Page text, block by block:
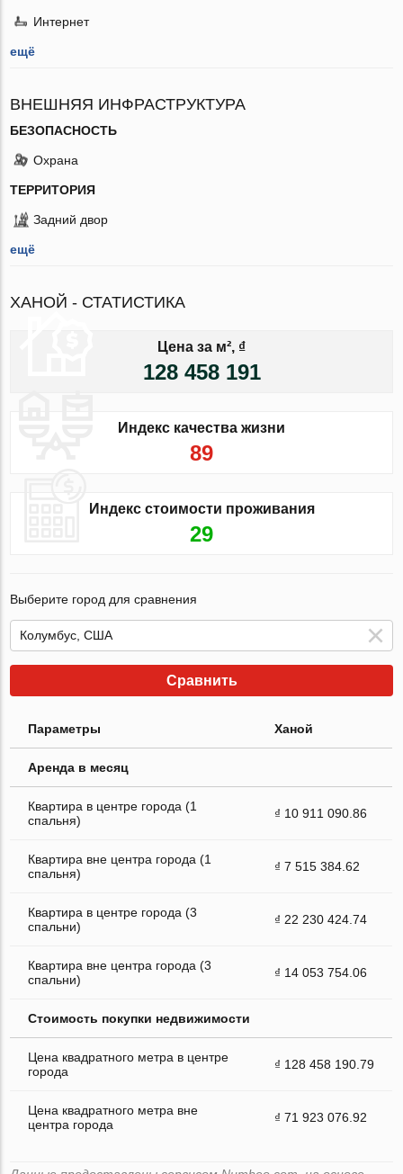
Интернет
ещё
ВНЕШНЯЯ ИНФРАСТРУКТУРА
БЕЗОПАСНОСТЬ
Охрана
ТЕРРИТОРИЯ
Задний двор
ещё
ХАНОЙ - СТАТИСТИКА
Цена за м², ₫
128 458 191
Индекс качества жизни
89
Индекс стоимости проживания
29
Выберите город для сравнения
Сравнить
Параметры Ханой
Аренда в месяц
Квартира в центре города (1
спальня)
₫ 10 911 090.86
Квартира вне центра города (1
спальня)
₫ 7 515 384.62
Квартира в центре города (3
спальни)
₫ 22 230 424.74
Квартира вне центра города (3
спальни)
₫ 14 053 754.06
Стоимость покупки недвижимости
Цена квадратного метра в центре
города
₫ 128 458 190.79
Цена квадратного метра вне
центра города
₫ 71 923 076.92